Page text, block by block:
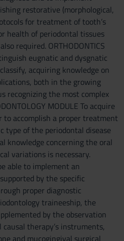
restorative (morphological,
for treatment of tooth’s
health of periodontal tissues
required. ORTHODONTICS
eugnatic and dysgnatic
acquiring knowledge on
both in the growing
recognizing the most complex
MODULE To acquire
accomplish a proper treatment
type of the periodontal disease
knowledge concerning the oral
variations is necessary.
able to implement an
by the specific
proper diagnostic
traineeship, the
by the observation
therapy’s instruments,
and mucogingival surgical